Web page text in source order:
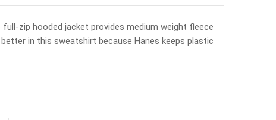
full-zip hooded jacket provides medium weight fleece
in this sweatshirt because Hanes keeps plastic